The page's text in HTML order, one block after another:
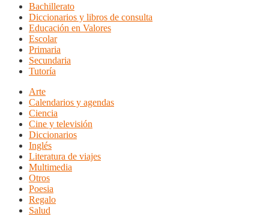
Bachillerato
Diccionarios y libros de consulta
Educación en Valores
Escolar
Primaria
Secundaria
Tutoría
Arte
Calendarios y agendas
Ciencia
Cine y televisión
Diccionarios
Inglés
Literatura de viajes
Multimedia
Otros
Poesia
Regalo
Salud